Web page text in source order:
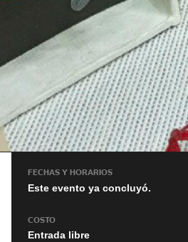
FECHAS Y HORARIOS
Este evento ya concluyó.
COSTO
Entrada libre